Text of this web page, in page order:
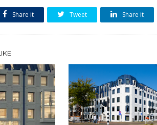
Share it Tweet Share it